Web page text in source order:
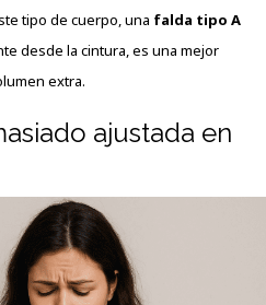
tipo de cuerpo, una falda tipo A
desde la cintura, es una mejor
extra.
ajustada en